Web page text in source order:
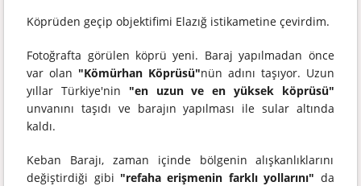
Köprüden geçip objektifimi Elazığ istikametine çevirdim.
Fotoğrafta görülen köprü yeni. Baraj yapılmadan önce
var olan "Kömürhan Köprüsü"nün adını taşıyor. Uzun
yıllar Türkiye'nin "en uzun ve en yüksek köprüsü"
unvanını taşıdı ve barajın yapılması ile sular altında
kaldı.
Keban Barajı, zaman içinde bölgenin alışkanlıklarını
değiştirdiği gibi "refaha erişmenin farklı yollarını" da